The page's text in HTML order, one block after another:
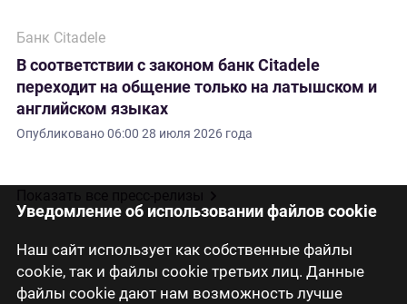
Уведомление об использовании файлов cookie
Наш сайт использует как собственные файлы
cookie, так и файлы cookie третьих лиц. Данные
файлы cookie дают нам возможность лучше
Банк Citadele
В соответствии с законом банк Citadele
переходит на общение только на латышском и
английском языках
Опубликовано06:00 28 июля 2026 года